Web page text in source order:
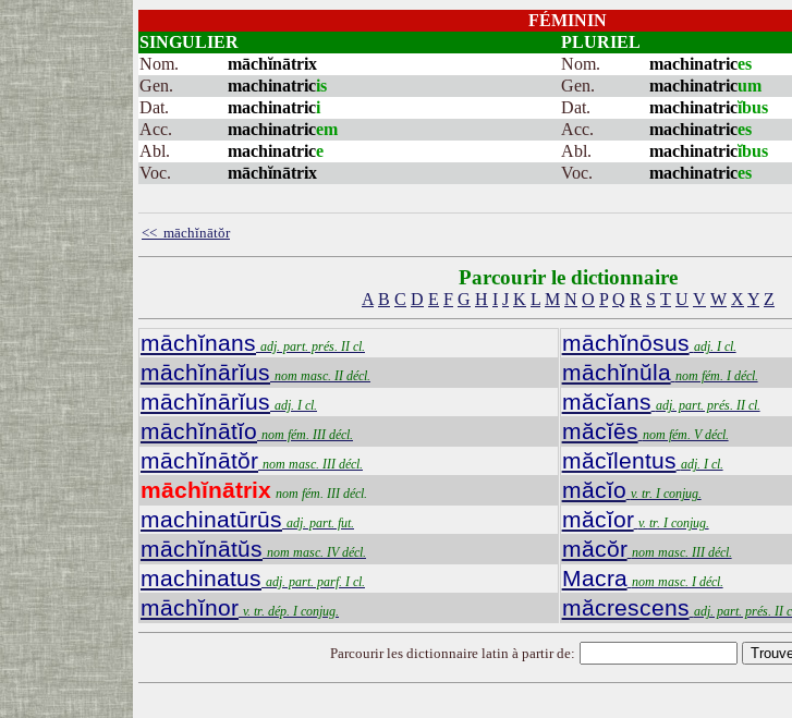
FÉMININ
SINGULIER
Nom.
māchĭnātrix
Gen.
machinatricis
Dat.
machinatrici
Acc.
machinatricem
Abl.
machinatrice
Voc.
māchĭnātrix
PLURIEL
Nom.
machinatrices
Gen.
machinatricum
Dat.
machinatricĭbus
Acc.
machinatrices
Abl.
machinatricĭbus
Voc.
machinatrices
<< māchĭnātŏr
Parcourir le dictionnaire
A B C D E F G H I J K L M N O P Q R S T U V W X Y Z
māchĭnans adj. part. prés. II cl.
māchĭnārĭus nom masc. II décl.
māchĭnārĭus adj. I cl.
māchĭnātĭo nom fém. III décl.
māchĭnātŏr nom masc. III décl.
māchĭnātrix nom fém. III décl.
machinatūrūs adj. part. fut.
māchĭnātŭs nom masc. IV décl.
machinatus adj. part. parf. I cl.
māchĭnor v. tr. dép. I conjug.
māchĭnōsus adj. I cl.
māchĭnŭla nom fém. I décl.
măcĭans adj. part. prés. II cl.
măcĭēs nom fém. V décl.
măcĭlentus adj. I cl.
măcĭo v. tr. I conjug.
măcĭor v. tr. I conjug.
măcŏr nom masc. III décl.
Macra nom masc. I décl.
măcrescens adj. part. prés. II
Parcourir les dictionnaire latin à partir de: